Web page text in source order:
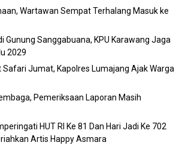
Wartawan Sempat Terhalang Masuk ke
Gunung Sanggabuana, KPU Karawang Jaga
2029
Safari Jumat, Kapolres Lumajang Ajak Warga
Pemeriksaan Laporan Masih
HUT RI Ke 81 Dan Hari Jadi Ke 702
Artis Happy Asmara